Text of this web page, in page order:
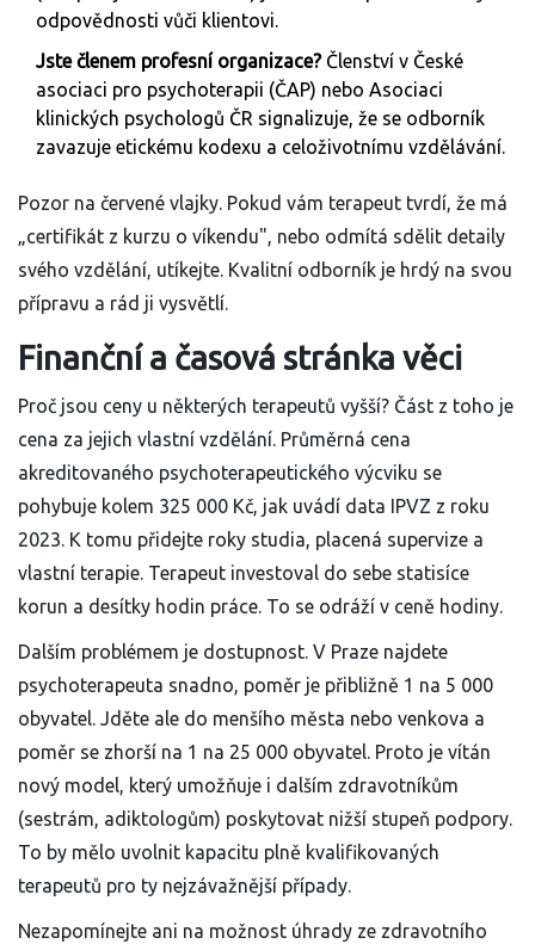
odpovědnosti vůči klientovi.
Jste členem profesní organizace?Členství v České
asociaci pro psychoterapii (ČAP) nebo Asociaci
klinických psychologů ČR signalizuje, že se odborník
zavazuje etickému kodexu a celoživotnímu vzdělávání.
Pozor na červené vlajky. Pokud vám terapeut tvrdí, že má
„certifikát z kurzu o víkendu", nebo odmítá sdělit detaily
svého vzdělání, utíkejte. Kvalitní odborník je hrdý na svou
přípravu a rád ji vysvětlí.
Finanční a časová stránka věci
Proč jsou ceny u některých terapeutů vyšší? Část z toho je
cena za jejich vlastní vzdělání. Průměrná cena
akreditovaného psychoterapeutického výcviku se
pohybuje kolem 325 000 Kč, jak uvádí data IPVZ z roku
2023. K tomu přidejte roky studia, placená supervize a
vlastní terapie. Terapeut investoval do sebe statisíce
korun a desítky hodin práce. To se odráží v ceně hodiny.
Dalším problémem je dostupnost. V Praze najdete
psychoterapeuta snadno, poměr je přibližně 1 na 5 000
obyvatel. Jděte ale do menšího města nebo venkova a
poměr se zhorší na 1 na 25 000 obyvatel. Proto je vítán
nový model, který umožňuje i dalším zdravotníkům
(sestrám, adiktologům) poskytovat nižší stupeň podpory.
To by mělo uvolnit kapacitu plně kvalifikovaných
terapeutů pro ty nejzávažnější případy.
Nezapomínejte ani na možnost úhrady ze zdravotního